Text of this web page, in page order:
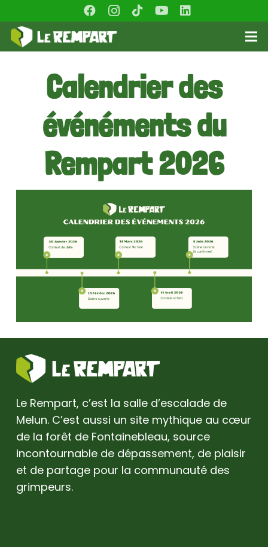
Calendrier des
événéments du
Rempart 2026
Le Rempart, c’est la salle d’escalade de
Melun. C’est aussi un site mythique au cœur
de la forêt de Fontainebleau, source
incontournable de dépassement, de plaisir
et de partage pour la communauté des
grimpeurs.